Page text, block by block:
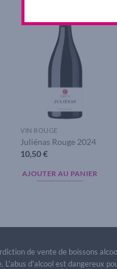
VIN ROUGE
Juliénas Rouge 2024
10,50€
AJOUTER AU PANIER
de vente de boissons
L'abus d'alcool est dangereux